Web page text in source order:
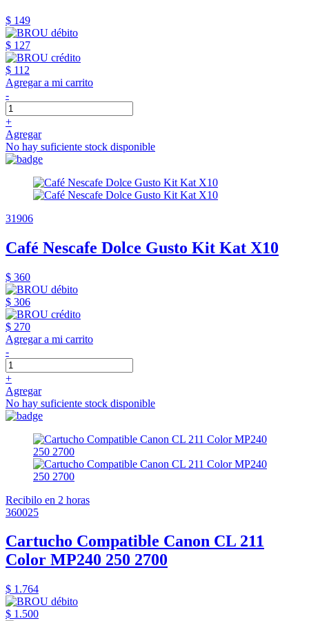
$ 149
$ 127
$ 112
Agregar a mi carrito
-
+
Agregar
No hay suficiente stock disponible
31906
Café Nescafe Dolce Gusto Kit Kat X10
$ 360
$ 306
$ 270
Agregar a mi carrito
-
+
Agregar
No hay suficiente stock disponible
Recibilo en 2 horas
360025
Cartucho Compatible Canon CL 211
Color MP240 250 2700
$ 1.764
$ 1.500